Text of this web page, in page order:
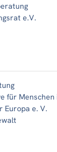
e.V.
für Menschen
Europa e. V.